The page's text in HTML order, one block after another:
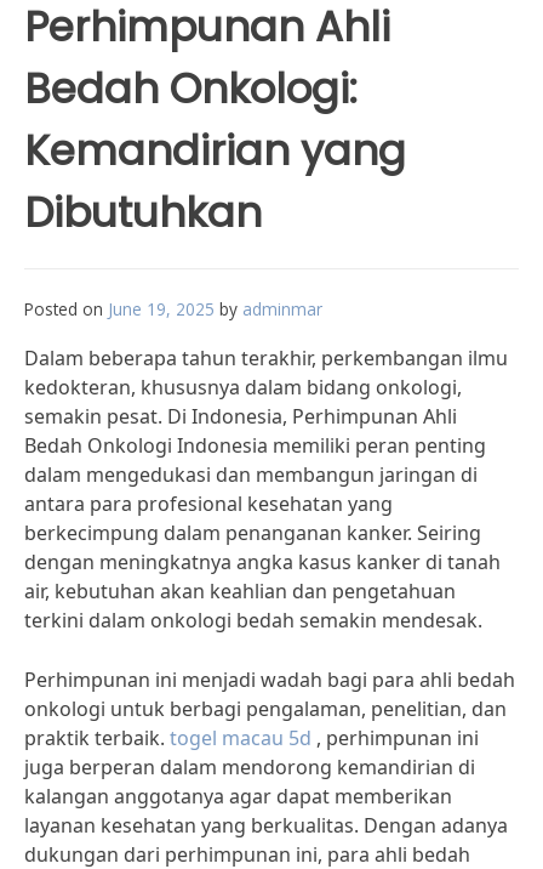
Perhimpunan Ahli
Bedah Onkologi:
Kemandirian yang
Dibutuhkan
Posted on June 19, 2025 by adminmar
Dalam beberapa tahun terakhir, perkembangan ilmu
kedokteran, khususnya dalam bidang onkologi,
semakin pesat. Di Indonesia, Perhimpunan Ahli
Bedah Onkologi Indonesia memiliki peran penting
dalam mengedukasi dan membangun jaringan di
antara para profesional kesehatan yang
berkecimpung dalam penanganan kanker. Seiring
dengan meningkatnya angka kasus kanker di tanah
air, kebutuhan akan keahlian dan pengetahuan
terkini dalam onkologi bedah semakin mendesak.
Perhimpunan ini menjadi wadah bagi para ahli bedah
onkologi untuk berbagi pengalaman, penelitian, dan
praktik terbaik. togel macau 5d , perhimpunan ini
juga berperan dalam mendorong kemandirian di
kalangan anggotanya agar dapat memberikan
layanan kesehatan yang berkualitas. Dengan adanya
dukungan dari perhimpunan ini, para ahli bedah